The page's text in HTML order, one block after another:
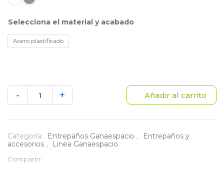
material y acabado
Acero plastificado
-
Entrepaño
40X110
cm
+ Añadir al carrito
Categoría: Entrepaños Ganaespacio ,
Entrepaños y
accesorios , Linea Ganaespacio
Compartir: